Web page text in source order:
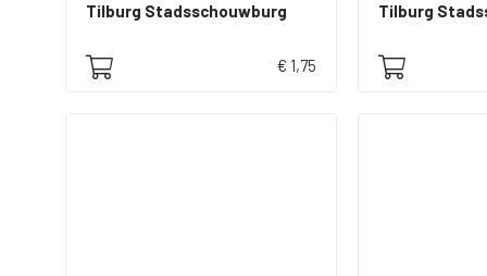
Tilburg Stadsschouwburg
€ 1,75
Tilburg